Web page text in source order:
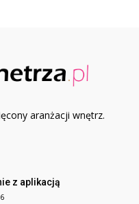
aranżacji wnętrz.
z aplikacją